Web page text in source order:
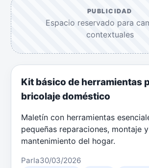
PUBLICIDAD
Espacio reservado para
contextuales
Kit básico de herramientas
bricolaje doméstico
Maletín con herramientas
pequeñas reparaciones, montaje y
mantenimiento del hogar.
Parla30/03/2026